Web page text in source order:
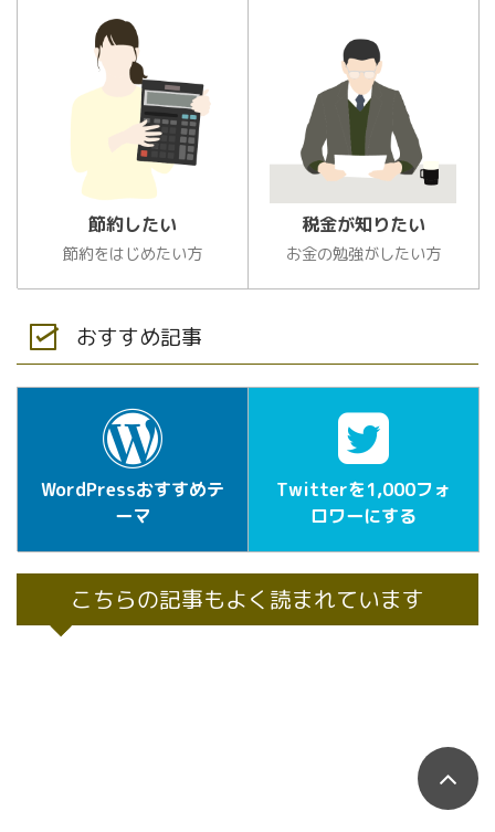
節約したい
節約をはじめたい方
税金が知りたい
お金の勉強がしたい方
おすすめ記事
WordPressおすすめテ
ーマ
Twitterを1,000フォ
ロワーにする
こちらの記事もよく読まれています